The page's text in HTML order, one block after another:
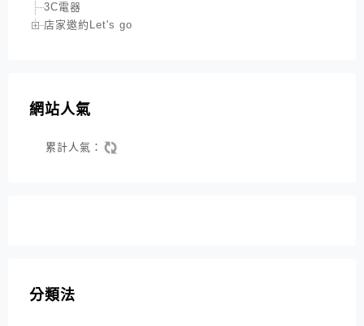
3C電器
店家邀約Let's go
網站人氣
累計人氣：
分類法